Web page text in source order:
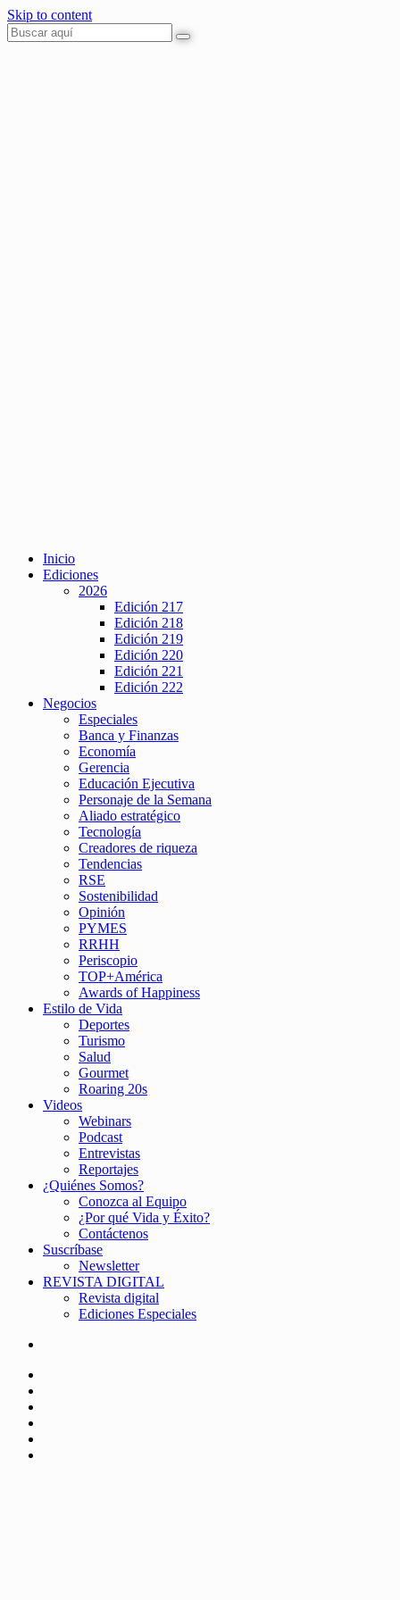
Skip to content
Inicio
Ediciones
2026
Edición 217
Edición 218
Edición 219
Edición 220
Edición 221
Edición 222
Negocios
Especiales
Banca y Finanzas
Economía
Gerencia
Educación Ejecutiva
Personaje de la Semana
Aliado estratégico
Tecnología
Creadores de riqueza
Tendencias
RSE
Sostenibilidad
Opinión
PYMES
RRHH
Periscopio
TOP+América
Awards of Happiness
Estilo de Vida
Deportes
Turismo
Salud
Gourmet
Roaring 20s
Videos
Webinars
Podcast
Entrevistas
Reportajes
¿Quiénes Somos?
Conozca al Equipo
¿Por qué Vida y Éxito?
Contáctenos
Suscríbase
Newsletter
REVISTA DIGITAL
Revista digital
Ediciones Especiales